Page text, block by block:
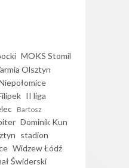
MOKS Stomil
Olsztyn
II liga
Bartosz
Dominik Kun
stadion
Widzew Łódź
Świderski